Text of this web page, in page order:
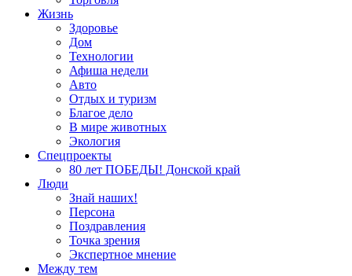
Жизнь
Здоровье
Дом
Технологии
Афиша недели
Авто
Отдых и туризм
Благое дело
В мире животных
Экология
Спецпроекты
80 лет ПОБЕДЫ! Донской край
Люди
Знай наших!
Персона
Поздравления
Точка зрения
Экспертное мнение
Между тем